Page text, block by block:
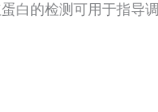
白的检测可用于指导